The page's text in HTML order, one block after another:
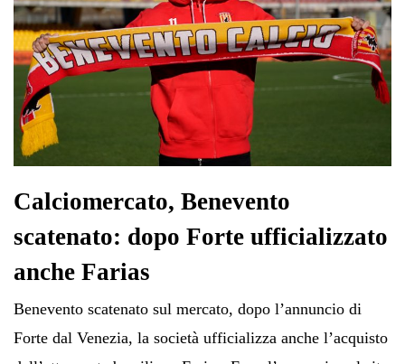
Calciomercato, Benevento
scatenato: dopo Forte ufficializzato
anche Farias
Benevento scatenato sul mercato, dopo l’annuncio di
Forte dal Venezia, la società ufficializza anche l’acquisto